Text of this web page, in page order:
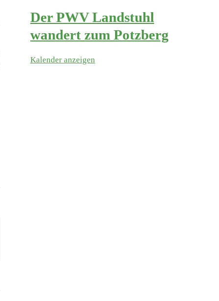
Der PWV Landstuhl
wandert zum Potzberg
Kalender anzeigen